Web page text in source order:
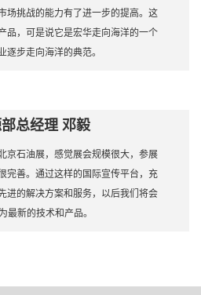
场挑战的能力有了进一步的提高。这
品，可是说它是宏华走向海洋的一个
逐步走向海洋的典范。
总经理 邓毅
京石油展，感觉展会规模很大，参展
完善。通过这样的国际宣传平台，充
进的解决方案和服务，以后我们将会
最新的技术和产品。